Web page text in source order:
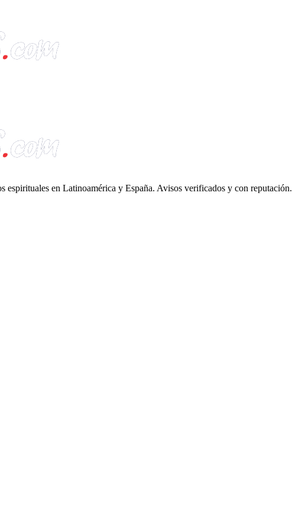
espirituales en Latinoamérica y España. Avisos verificados y con reputación.